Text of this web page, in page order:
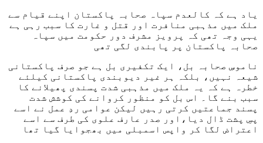
یاد ہے کہ کالعدم سپاہ صحابہ پاکستان اپنے قیام سے
ملک میں مذہبی منافرت اور قتل و غارت کا سبب رہی ہے
یہی وجہ تھی کہ پرویز مشرف دور حکومت میں سپاہ
صحابہ پاکستان پر پابندی لگی تھی
ناموسِ صحابہ بل، ایک تکفیری بل ہے جو صرف پاکستانی
شیعہ نہیں، بلکہ ہر غیر دیوبندی پاکستانی کیلئے
خطرہ ہے کہ یہ ملک میں مذہبی شدت پسندی پھیلانے کا
سبب بنے گا۔ اس بل کو منظور کروانے کی کوشش شدت
پسند جماعتیں کرتی رہیں لیکن عوامی ردِ عمل نے اسے
پسِ پشت ڈال دیا،اور صدر عارف علوی کی طرف سے اسے
اعتراض لگا کر واپس اسمبلی میں بھجوایا گیا تھا